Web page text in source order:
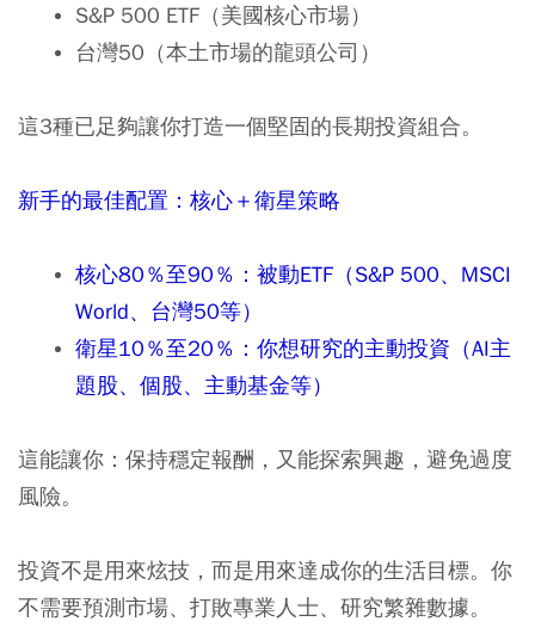
S&P 500 ETF（美國核心市場）
台灣50 （本土市場的龍頭公司）
這3種已足夠讓你打造一個堅固的長期投資組合。
新手的最佳配置：核心＋衛星策略
核心80％至90％：被動ETF（S&P 500、MSCI
World、台灣50等）
衛星10％至20％：你想研究的主動投資（AI主
題股、個股、主動基金等）
這能讓你：保持穩定報酬，又能探索興趣，避免過度
風險。
投資不是用來炫技，而是用來達成你的生活目標。你
不需要預測市場、打敗專業人士、研究繁雜數據。